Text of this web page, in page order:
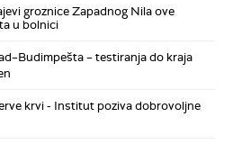
groznice Zapadnog Nila ove
u bolnici
– testiranja do kraja
krvi - Institut poziva dobrovoljne